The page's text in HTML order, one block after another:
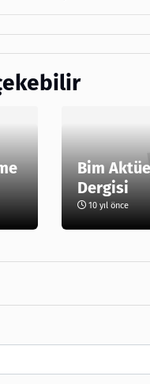
Bim
Dergisi
10 yıl önce